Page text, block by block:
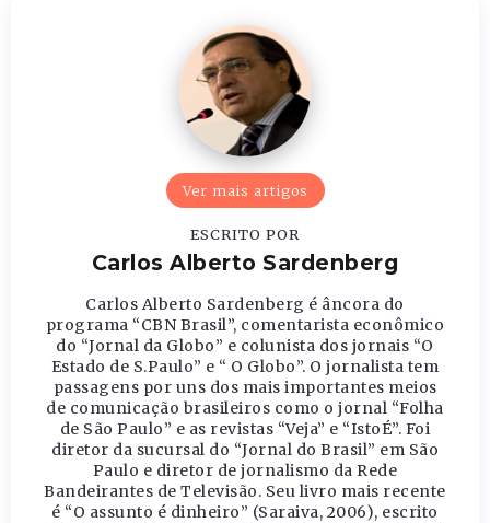
Ver mais artigos
ESCRITO POR
Carlos Alberto Sardenberg
Carlos Alberto Sardenberg é âncora do
programa “CBN Brasil”, comentarista econômico
do “Jornal da Globo” e colunista dos jornais “O
Estado de S.Paulo” e “ O Globo”. O jornalista tem
passagens por uns dos mais importantes meios
de comunicação brasileiros como o jornal “Folha
de São Paulo” e as revistas “Veja” e “IstoÉ”. Foi
diretor da sucursal do “Jornal do Brasil” em São
Paulo e diretor de jornalismo da Rede
Bandeirantes de Televisão. Seu livro mais recente
é “O assunto é dinheiro” (Saraiva, 2006), escrito